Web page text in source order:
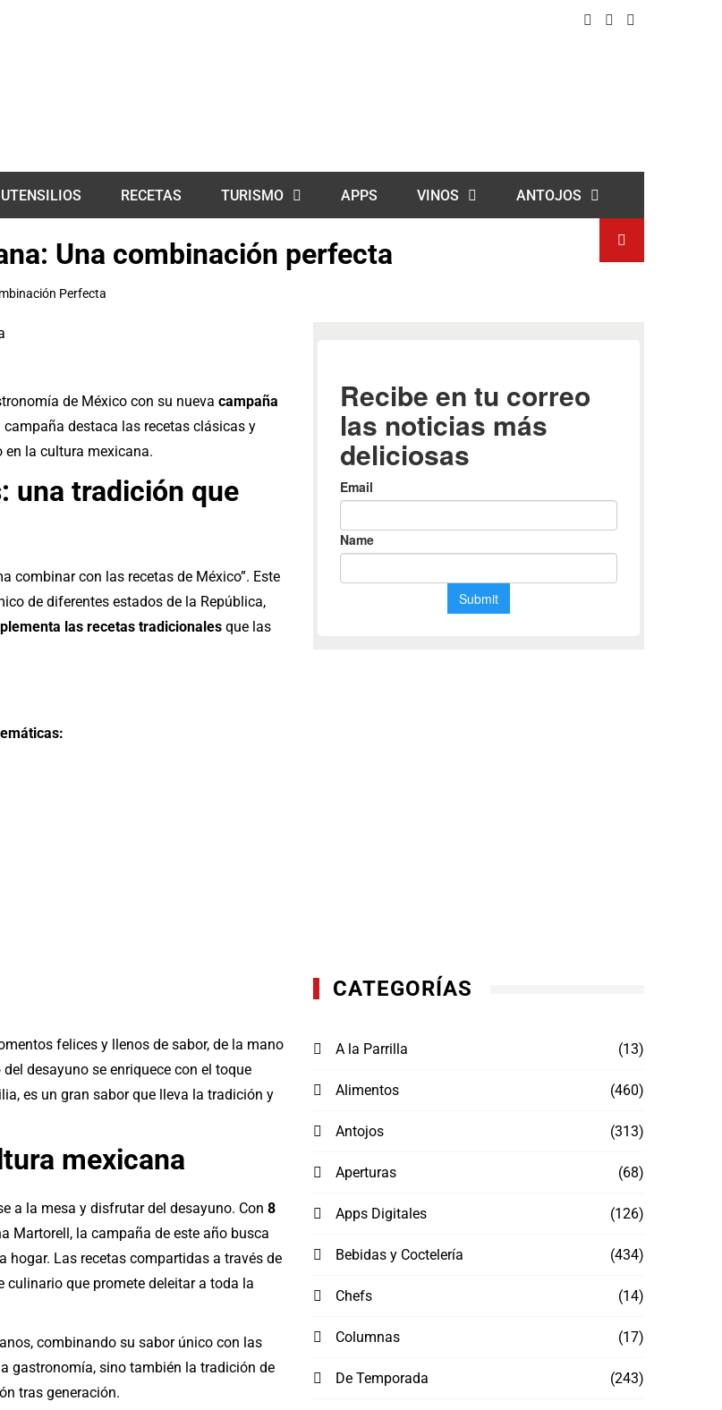
UTENSILIOS RECETAS TURISMO APPS VINOS ANTOJOS
Una combinación perfecta
Perfecta
de México con su nueva campaña
campaña destaca las recetas clásicas y
la cultura mexicana.
una tradición que
combinar con las recetas de México”. Este
de diferentes estados de la República,
las recetas tradicionales que las
felices y llenos de sabor, de la mano
desayuno se enriquece con el toque
es un gran sabor que lleva la tradición y
mexicana
a la mesa y disfrutar del desayuno. Con 8
Martorell, la campaña de este año busca
Las recetas compartidas a través de
que promete deleitar a toda la
combinando su sabor único con las
gastronomía, sino también la tradición de
tras generación.
CATEGORÍAS
A la Parrilla (13)
Alimentos (460)
Antojos (313)
Aperturas (68)
Apps Digitales (126)
Bebidas y Coctelería (434)
Chefs (14)
Columnas (17)
De Temporada (243)